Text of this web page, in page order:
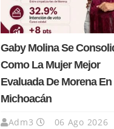
Gaby Molina Se
Como La Mujer Mejor
Evaluada De Morena En
Michoacán
Adm3 06 Ago 2026